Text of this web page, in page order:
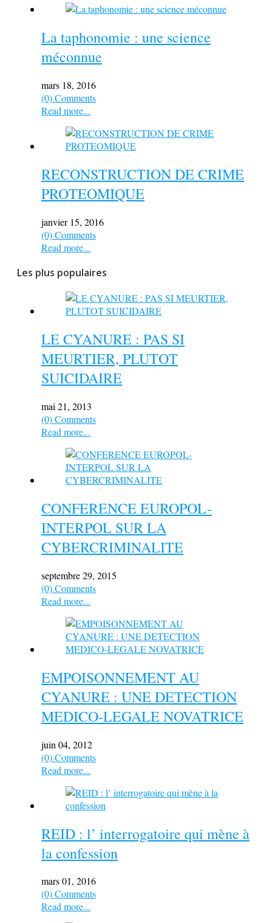
La taphonomie : une science
méconnue
mars 18, 2016
(0) Comments
Read more...
RECONSTRUCTION DE CRIME
PROTEOMIQUE
janvier 15, 2016
(0) Comments
Read more...
Les plus populaires
LE CYANURE : PAS SI
MEURTIER, PLUTOT
SUICIDAIRE
mai 21, 2013
(0) Comments
Read more...
CONFERENCE EUROPOL-
INTERPOL SUR LA
CYBERCRIMINALITE
septembre 29, 2015
(0) Comments
Read more...
EMPOISONNEMENT AU
CYANURE : UNE DETECTION
MEDICO-LEGALE NOVATRICE
juin 04, 2012
(0) Comments
Read more...
REID : l’ interrogatoire qui mène à
la confession
mars 01, 2016
(0) Comments
Read more...